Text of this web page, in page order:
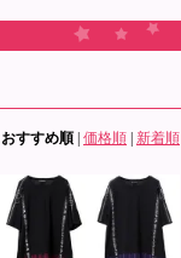
おすすめ順 価格順 新着順